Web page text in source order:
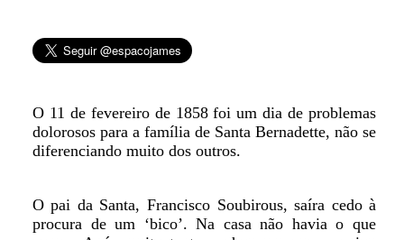
O 11 de fevereiro de 1858 foi um dia de problemas
dolorosos para a família de Santa Bernadette, não se
diferenciando muito dos outros.
O pai da Santa, Francisco Soubirous, saíra cedo à
procura de um ‘bico’. Na casa não havia o que